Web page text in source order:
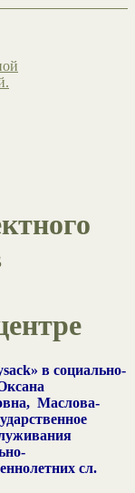
в социально-
Маслова-
сл.